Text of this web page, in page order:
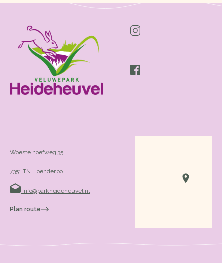
Woeste hoefweg 35
7351 TN Hoenderloo
info@parkheideheuvel.nl
Plan route